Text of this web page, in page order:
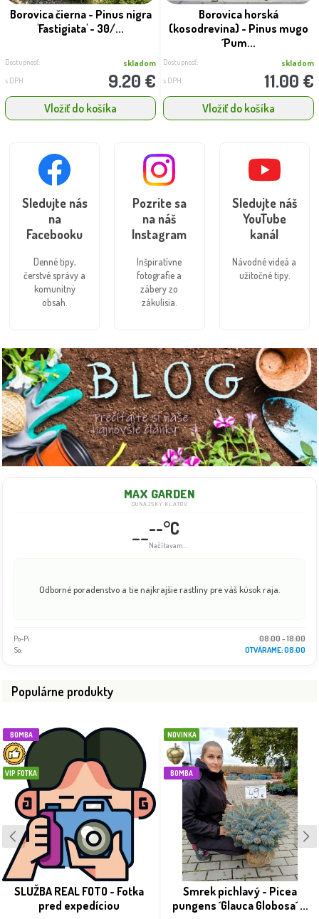
MAX GARDEN
DUNAJSKÝ KLÁTOV
----°C
Načítavam...
Odborné poradenstvo a tie najkrajšie rastliny pre váš kúsok raja.
Po-Pi:
08:00 - 18:00
So:
OTVÁRAME: 08:00
Populárne produkty
BOMBA
VIP FOTKA
SLUŽBA REAL FOTO - Fotka
pred expedíciou
NOVINKA
BOMBA
Smrek pichlavý - Picea
pungens ´Glauca Globosa´ ...
Borovica čierna - Pinus nigra
'Fastigiata' - 30/...
Dostupnosť: skladom
s DPH 9.20 €
Vložiť do košíka
Borovica horská
(kosodrevina) - Pinus mugo
´Pum...
Dostupnosť: skladom
s DPH 11.00 €
Vložiť do košíka
Sledujte nás
na
Facebooku
Denné tipy,
čerstvé správy a
komunitný
obsah.
Pozrite sa
na náš
Instagram
Inšpiratívne
fotografie a
zábery zo
zákulisia.
Sledujte náš
YouTube
kanál
Návodné videá a
užitočné tipy.